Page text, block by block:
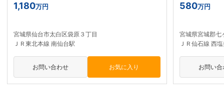
1,180万円
宮城県仙台市太白区袋原３丁目
ＪＲ東北本線 南仙台駅
お問い合わせ
580万円
宮城県宮城郡七
ＪＲ仙石線 西
お問い合